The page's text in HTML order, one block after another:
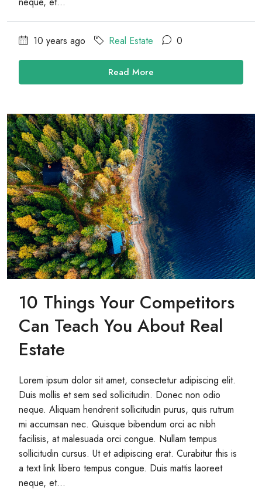
10 years ago Real Estate 0
Read More
10 Things Your Competitors
Can Teach You About Real
Estate
Lorem ipsum dolor sit amet, consectetur adipiscing elit.
Duis mollis et sem sed sollicitudin. Donec non odio
neque. Aliquam hendrerit sollicitudin purus, quis rutrum
mi accumsan nec. Quisque bibendum orci ac nibh
facilisis, at malesuada orci congue. Nullam tempus
sollicitudin cursus. Ut et adipiscing erat. Curabitur this is
a text link libero tempus congue. Duis mattis laoreet
neque, et...